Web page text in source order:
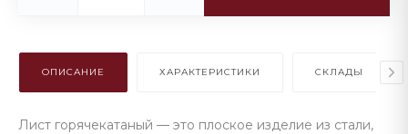
ОПИСАНИЕ ХАРАКТЕРИСТИКИ СКЛАДЫ
Лист горячекатаный — это плоское изделие из стали,